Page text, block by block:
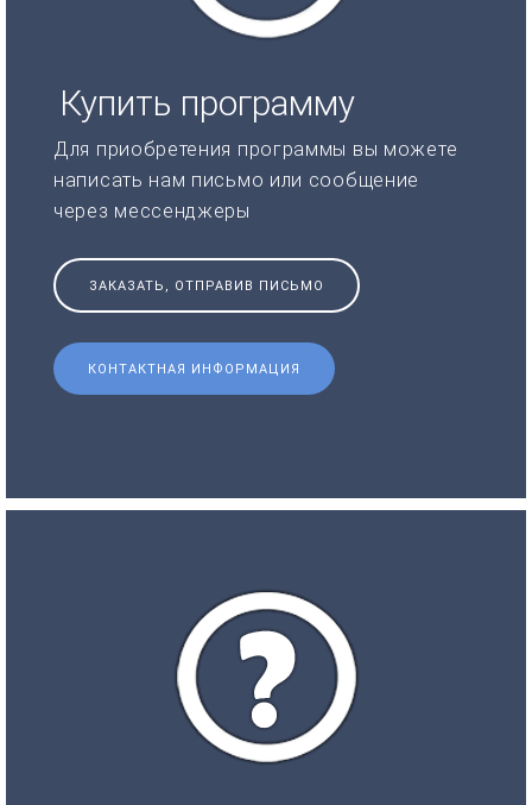
Купить программу
Для приобретения программы вы можете
написать нам письмо или сообщение
через мессенджеры
ЗАКАЗАТЬ, ОТПРАВИВ ПИСЬМО
КОНТАКТНАЯ ИНФОРМАЦИЯ